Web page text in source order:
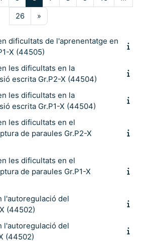
26Pàgina 26
»
dificultats de l'aprenentatge en
X (44505)
les dificultats en la
escrita Gr.P2-X (44504)
les dificultats en la
escrita Gr.P1-X (44504)
les dificultats en el
de paraules Gr.P2-X
les dificultats en el
de paraules Gr.P1-X
l'autoregulació del
(44502)
l'autoregulació del
(44502)